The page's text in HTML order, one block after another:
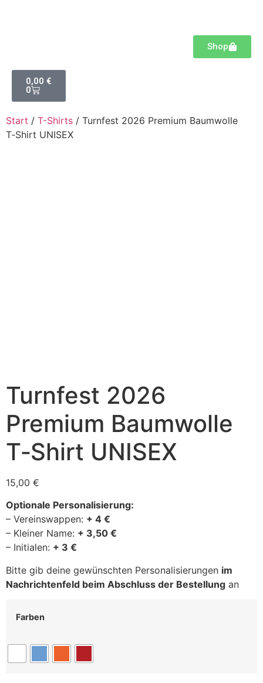
Shop
0,00 €
0
Start / T-Shirts / Turnfest 2026 Premium Baumwolle
T‑Shirt UNISEX
Turnfest 2026
Premium Baumwolle
T‑Shirt UNISEX
15,00 €
Optionale Personalisierung:
– Vereinswappen: + 4 €
– Kleiner Name: + 3,50 €
– Initialen: + 3 €
Bitte gib deine gewünschten Personalisierungen im
Nachrichtenfeld beim Abschluss der Bestellung an
Farben